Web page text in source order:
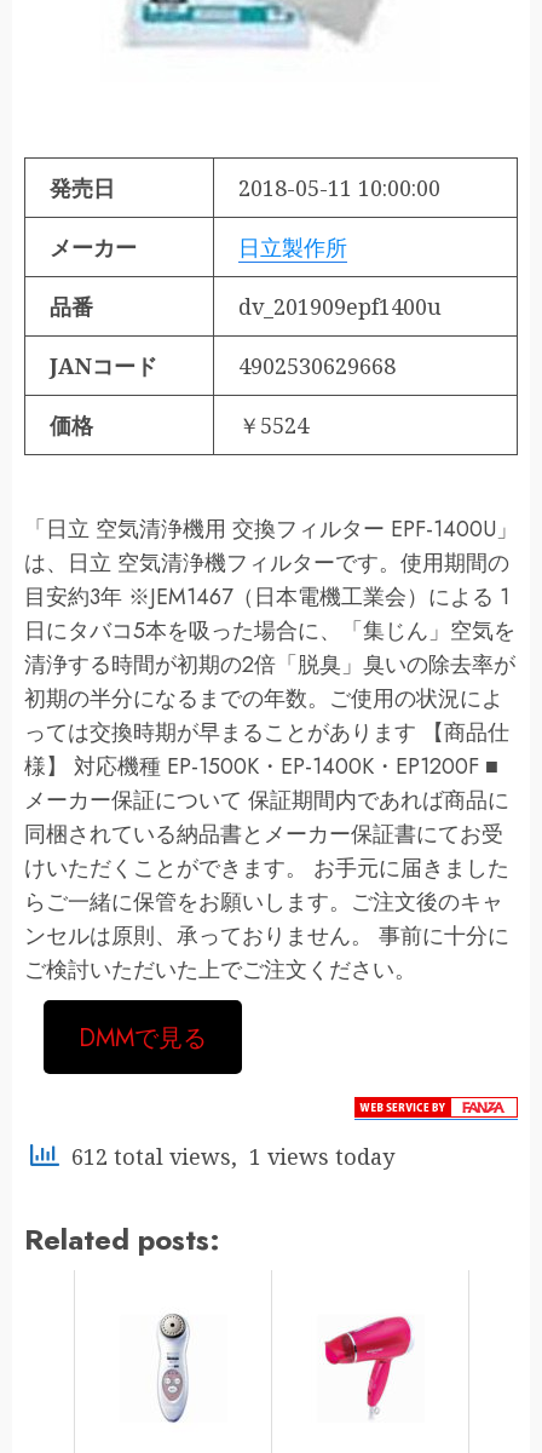
発売日 2018-05-11 10:00:00
メーカー 日立製作所
品番 dv_201909epf1400u
JANコード 4902530629668
価格 ￥5524
「日立 空気清浄機用 交換フィルター EPF-1400U」
は、日立 空気清浄機フィルターです。使用期間の
目安約3年 ※JEM1467（日本電機工業会）による 1
日にタバコ5本を吸った場合に、「集じん」空気を
清浄する時間が初期の2倍「脱臭」臭いの除去率が
初期の半分になるまでの年数。ご使用の状況によ
っては交換時期が早まることがあります 【商品仕
様】 対応機種 EP-1500K・EP-1400K・EP1200F ■
メーカー保証について 保証期間内であれば商品に
同梱されている納品書とメーカー保証書にてお受
けいただくことができます。 お手元に届きました
らご一緒に保管をお願いします。ご注文後のキャ
ンセルは原則、承っておりません。 事前に十分に
ご検討いただいた上でご注文ください。
DMMで見る
612 total views, 1 views today
Related posts: